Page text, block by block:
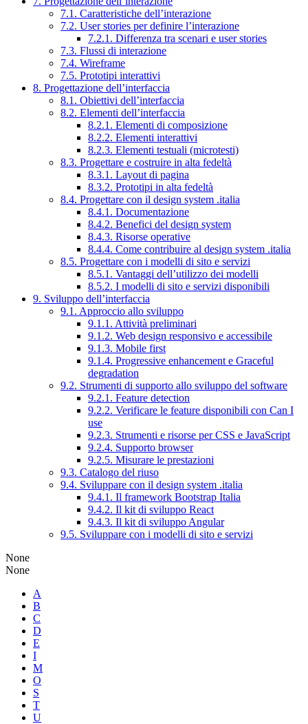
7.1. Caratteristiche dell’interazione
7.2. User stories per definire l’interazione
7.2.1. Differenza tra scenari e user stories
7.3. Flussi di interazione
7.4. Wireframe
7.5. Prototipi interattivi
8. Progettazione dell’interfaccia
8.1. Obiettivi dell’interfaccia
8.2. Elementi dell’interfaccia
8.2.1. Elementi di composizione
8.2.2. Elementi interattivi
8.2.3. Elementi testuali (microtesti)
8.3. Progettare e costruire in alta fedeltà
8.3.1. Layout di pagina
8.3.2. Prototipi in alta fedeltà
8.4. Progettare con il design system .italia
8.4.1. Documentazione
8.4.2. Benefici del design system
8.4.3. Risorse operative
8.4.4. Come contribuire al design system .italia
8.5. Progettare con i modelli di sito e servizi
8.5.1. Vantaggi dell’utilizzo dei modelli
8.5.2. I modelli di sito e servizi disponibili
9. Sviluppo dell’interfaccia
9.1. Approccio allo sviluppo
9.1.1. Attività preliminari
9.1.2. Web design responsivo e accessibile
9.1.3. Mobile first
9.1.4. Progressive enhancement e Graceful
degradation
9.2. Strumenti di supporto allo sviluppo del software
9.2.1. Feature detection
9.2.2. Verificare le feature disponibili con Can I
use
9.2.3. Strumenti e risorse per CSS e JavaScript
9.2.4. Supporto browser
9.2.5. Misurare le prestazioni
9.3. Catalogo del riuso
9.4. Sviluppare con il design system .italia
9.4.1. Il framework Bootstrap Italia
9.4.2. Il kit di sviluppo React
9.4.3. Il kit di sviluppo Angular
9.5. Sviluppare con i modelli di sito e servizi
None
None
A
B
C
D
E
I
M
O
S
T
U